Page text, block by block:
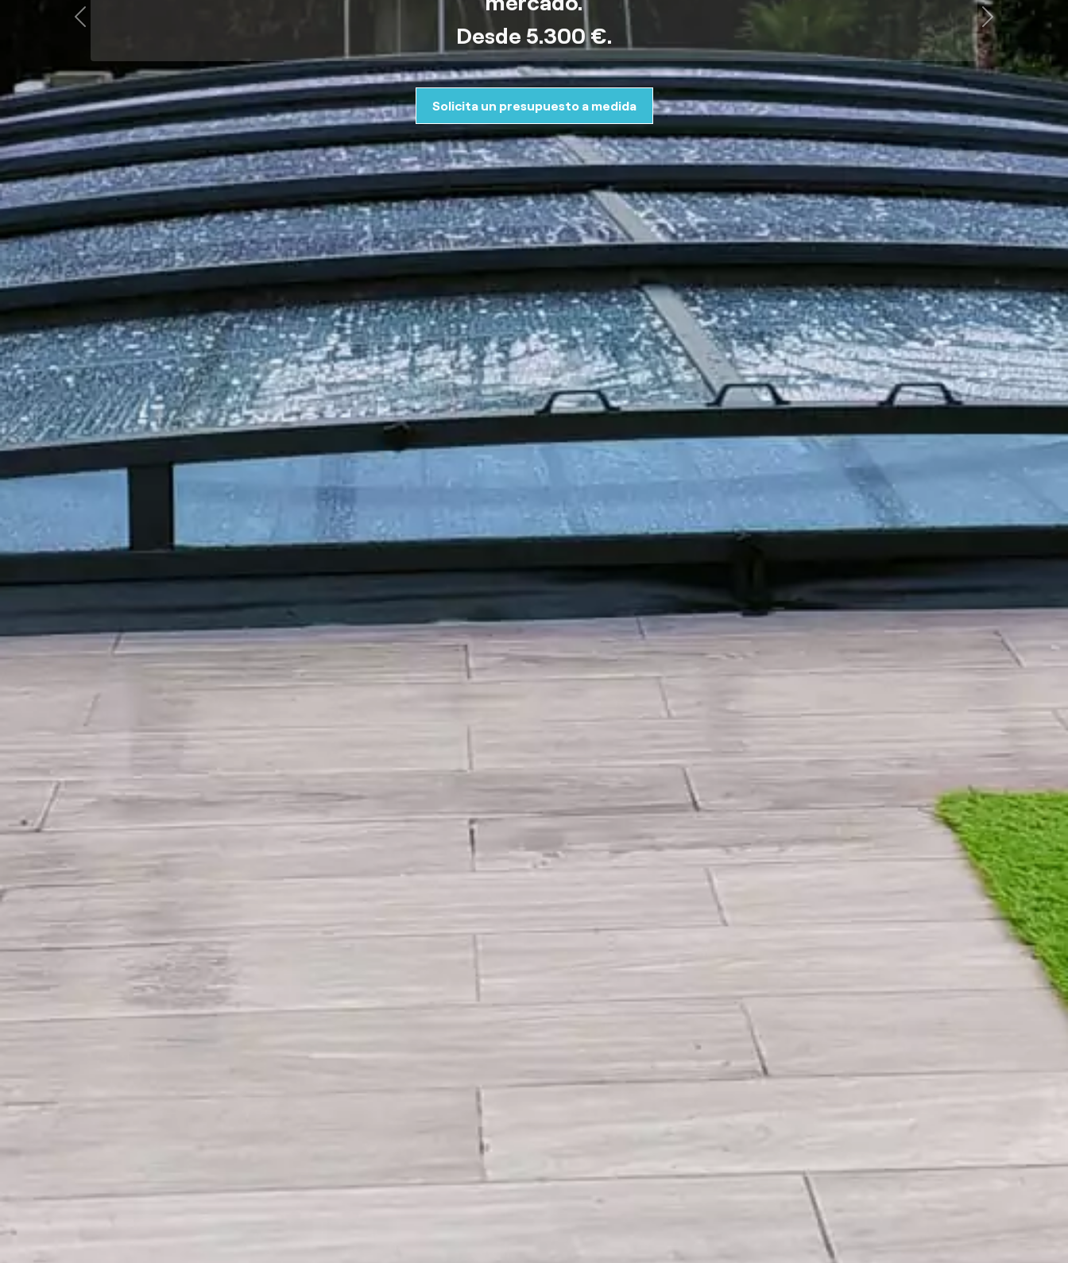
Desde 5.300 €.
Solicita un presupuesto a medida
Previous Next